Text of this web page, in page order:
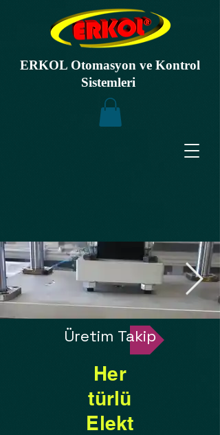
ERKOL Otomasyon ve Kontrol
Sistemleri
Üretim Takip
Her
türlü
Elekt